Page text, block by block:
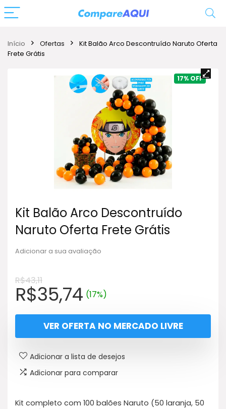
Início Ofertas
Kit Balão Arco Descontruído Naruto Oferta
Frete Grátis
17%
Kit Balão Arco Descontruído
Naruto Oferta Frete Grátis
Adicionar a sua avaliação
R$43,11
O
preço
original
era:
R$43,11.
R$35,74O
preço
atual
é:
R$35,74.
(17%)
VER OFERTA NO MERCADO LIVRE
Adicionar a lista de desejos
Adicionar para comparar
Kit completo com 100 balões Naruto (50 laranja, 50